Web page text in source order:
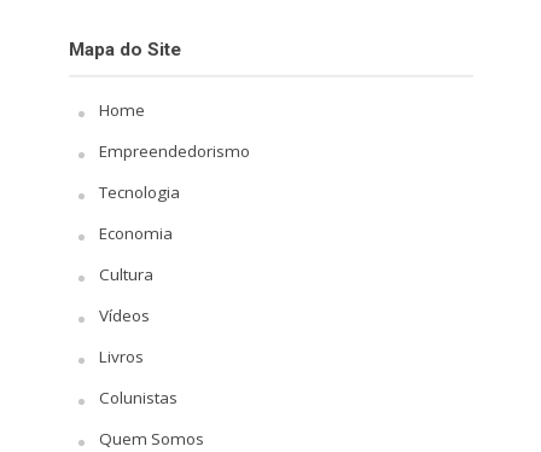
Mapa do Site
Home
Empreendedorismo
Tecnologia
Economia
Cultura
Vídeos
Livros
Colunistas
Quem Somos